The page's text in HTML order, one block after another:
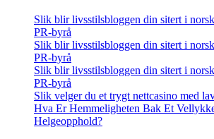
Slik blir livsstilsbloggen din sitert i
PR-byrå
Slik blir livsstilsbloggen din sitert i
PR-byrå
Slik blir livsstilsbloggen din sitert i
PR-byrå
Slik velger du et trygt nettcasino med
Hva Er Hemmeligheten Bak Et
Helgeopphold?